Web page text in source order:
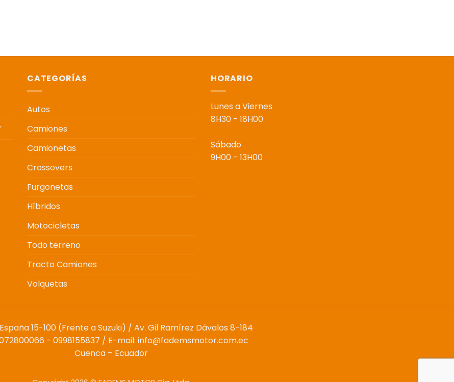
CATEGORÍAS
Autos
Camiones
Camionetas
Crossovers
Furgonetas
Híbridos
Motocicletas
Todo terreno
Tracto Camiones
Volquetas
HORARIO
Lunes a Viernes
8H30 - 18H00
Sábado
9H00 - 13H00
España 15-100 (Frente a Suzuki) / Av. Gil Ramírez Dávalos 8-184
- 0998155837 / E-mail: info@fademsmotor.com.ec
Cuenca – Ecuador